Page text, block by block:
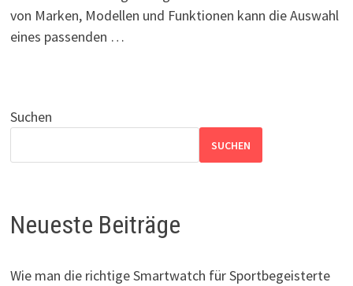
von Marken, Modellen und Funktionen kann die Auswahl
eines passenden …
Suchen
SUCHEN
Neueste Beiträge
Wie man die richtige Smartwatch für Sportbegeisterte